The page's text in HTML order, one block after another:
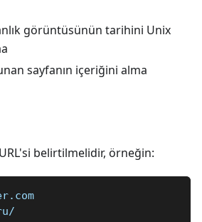
görüntüsünün tarihini Unix
sayfanın içeriğini alma
belirtilmelidir, örneğin: